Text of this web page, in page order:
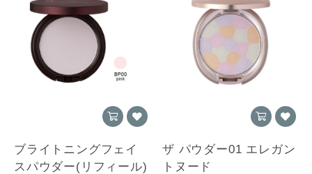
ブライトニングフェイ
スパウダー(リフィール)
ザ パウダー01 エレガン
トヌード